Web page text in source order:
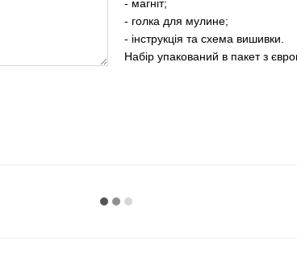
- магніт;
- голка для мулине;
- інструкція та схема вишивки.
Набір упакований в пакет з